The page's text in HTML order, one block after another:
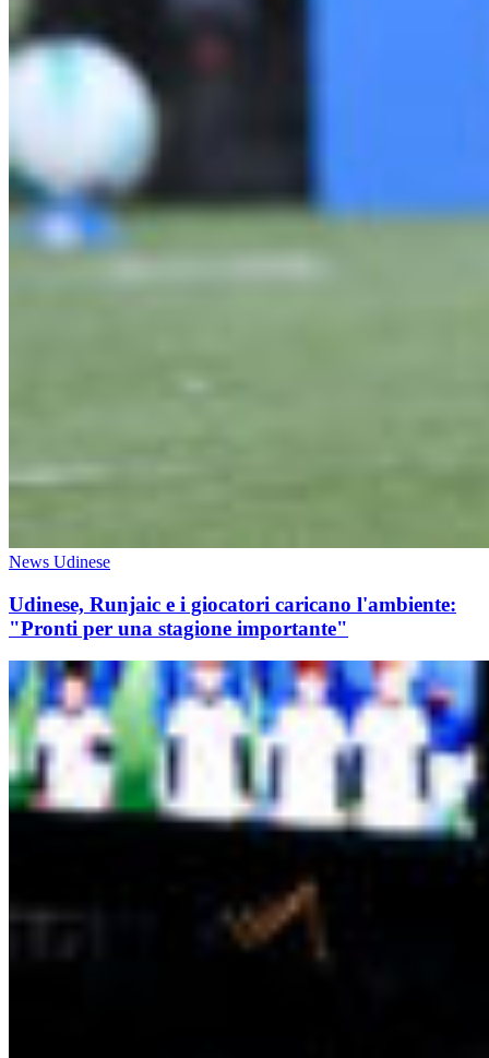
News Udinese
Udinese, Runjaic e i giocatori caricano l'ambiente:
"Pronti per una stagione importante"